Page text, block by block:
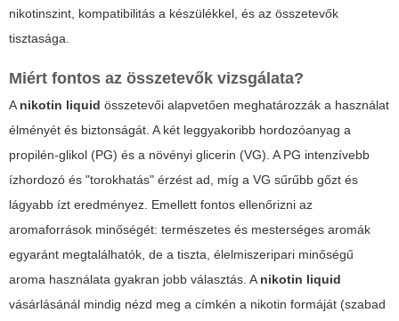
nikotinszint, kompatibilitás a készülékkel, és az összetevők
tisztasága.
Miért fontos az összetevők vizsgálata?
Anikotin liquid összetevői alapvetően meghatározzák a használat
élményét és biztonságát. A két leggyakoribb hordozóanyag a
propilén-glikol (PG) és a növényi glicerin (VG). A PG intenzívebb
ízhordozó és "torokhatás" érzést ad, míg a VG sűrűbb gőzt és
lágyabb ízt eredményez. Emellett fontos ellenőrizni az
aromaforrások minőségét: természetes és mesterséges aromák
egyaránt megtalálhatók, de a tiszta, élelmiszeripari minőségű
aroma használata gyakran jobb választás. Anikotin liquid
vásárlásánál mindig nézd meg a címkén a nikotin formáját (szabad